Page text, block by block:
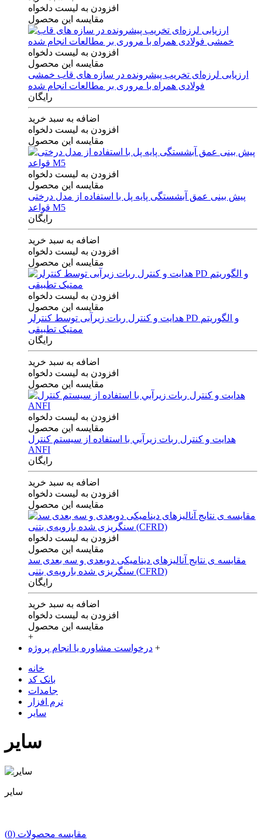
افزودن به لیست دلخواه
مقایسه این محصول
افزودن به لیست دلخواه
مقایسه این محصول
ارزیابی لرزه‌ای تخریب پیشرونده در سازه های قاب خمشی
فولادی همراه با مروری بر مطالعات انجام شده
رایگان
اضافه به سبد خرید
افزودن به لیست دلخواه
مقایسه این محصول
افزودن به لیست دلخواه
مقایسه این محصول
پیش بینی عمق آبشستگی پایه پل با استفاده از مدل درختی
قواعد M5
رایگان
اضافه به سبد خرید
افزودن به لیست دلخواه
مقایسه این محصول
افزودن به لیست دلخواه
مقایسه این محصول
هدایت و کنترل ربات زیرآبی توسط کنترلر PD و الگوریتم
ممتیک تطبیقی
رایگان
اضافه به سبد خرید
افزودن به لیست دلخواه
مقایسه این محصول
افزودن به لیست دلخواه
مقایسه این محصول
هدايت و كنترل ربات زيرآبي با استفاده از سيستم كنترل
ANFI
رایگان
اضافه به سبد خرید
افزودن به لیست دلخواه
مقایسه این محصول
افزودن به لیست دلخواه
مقایسه این محصول
مقایسه ی‌ نتایج آنالیزهای‌ دینامیکی‌ دوبعدی‌ و‌ سه بعدی‌ سد
سنگریزی‌ شده با‌رویه‌ی‌ بتنی‌ (CFRD)
رایگان
اضافه به سبد خرید
افزودن به لیست دلخواه
مقایسه این محصول
+
درخواست مشاوره یا انجام پروژه +
خانه
بانک کد
جامدات
نرم افزار
سایر
سایر
سایر
مقایسه محصولات (0)